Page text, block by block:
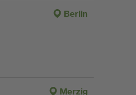
Berlin
Merzig